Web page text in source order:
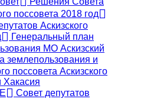
поссовета 2018 год
Аскизского
Генеральный план
МО Аскизский
землепользования и
поссовета Аскизского
Хакасия
Совет депутатов